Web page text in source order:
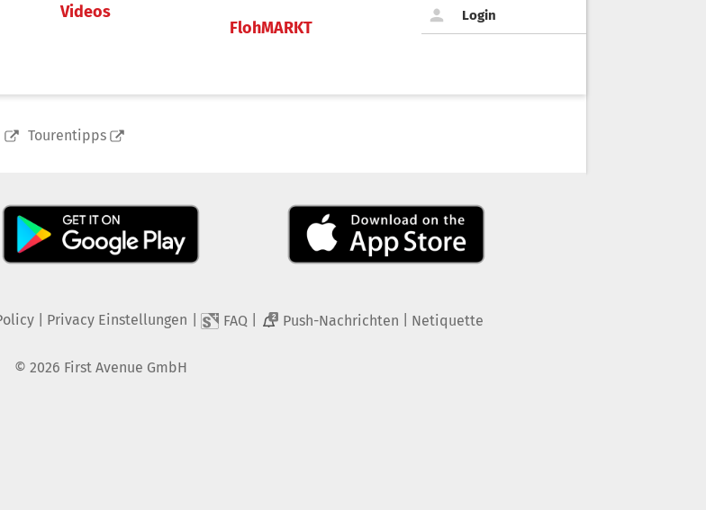
Videos
FlohMARKT
Login
Tourentipps
| Privacy Einstellungen FAQ 2 Push-Nachrichten Netiquette
© 2026 First Avenue GmbH